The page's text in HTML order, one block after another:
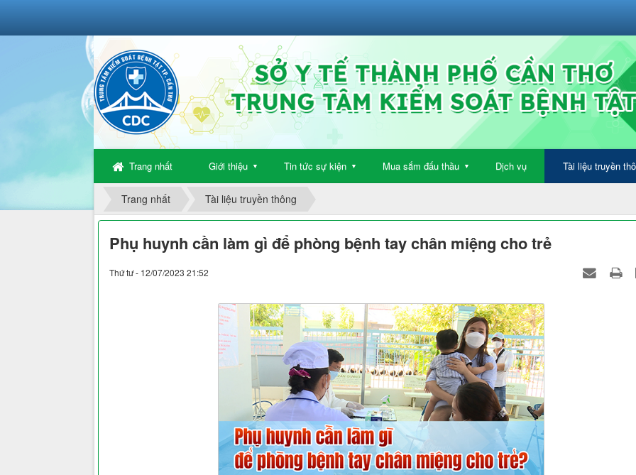
Trang nhất Giới thiệu ▼ Tin tức sự kiện ▼ Mua sắm đấu thầu ▼ Dịch vụ Tài liệu truyền
Trang nhất Tài liệu truyền thông
Phụ huynh cần làm gì để phòng bệnh tay chân miệng cho trẻ
Thứ tư - 12/07/2023 21:52